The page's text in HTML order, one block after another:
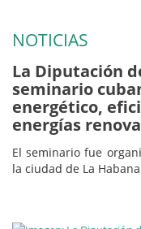
NOTICIAS
La Diputación
seminario
energético,
energías
El seminario fue
la ciudad de La Habana